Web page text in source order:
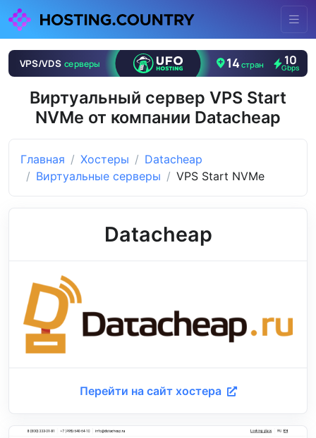
Виртуальный сервер VPS Start
NVMe от компании Datacheap
Главная Хостеры
Datacheap
Виртуальные серверы
VPS Start NVMe
Datacheap
Перейти на сайт хостера